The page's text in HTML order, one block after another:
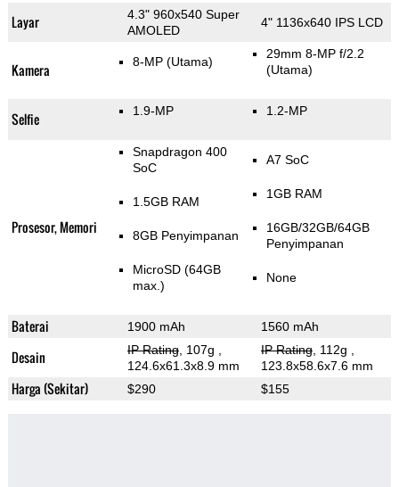
Layar
4.3" 960x540 Super
AMOLED
4" 1136x640 IPS LCD
Kamera 8-MP (Utama)
29mm 8-MP f/2.2
(Utama)
Selfie 1.9-MP 1.2-MP
Prosesor, Memori
Snapdragon 400
SoC
1.5GB RAM
8GB Penyimpanan
MicroSD (64GB
max.)
A7 SoC
1GB RAM
16GB/32GB/64GB
Penyimpanan
None
Baterai 1900 mAh 1560 mAh
Desain IP Rating, 107g
124.6x61.3x8.9 mm
IP Rating, 112g
123.8x58.6x7.6 mm
Harga (Sekitar) $290 $155